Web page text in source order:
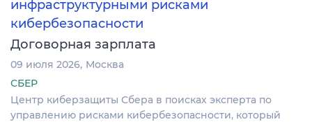
инфраструктурными рисками
кибербезопасности
Договорная зарплата
09 июля 2026 Москва
СБЕР
Центр киберзащиты Сбера в поисках эксперта по
управлению рисками кибербезопасности, который